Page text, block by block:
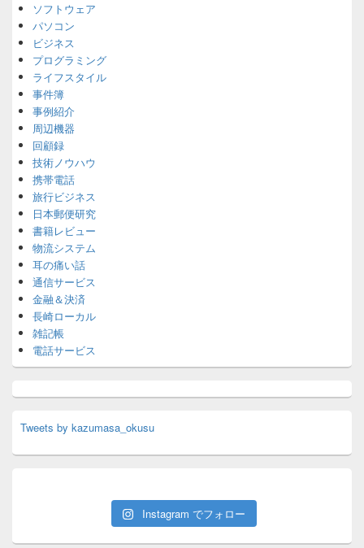
ソフトウェア
パソコン
ビジネス
プログラミング
ライフスタイル
事件簿
事例紹介
周辺機器
回顧録
技術ノウハウ
携帯電話
旅行ビジネス
日本郵便研究
書籍レビュー
物流システム
耳の痛い話
通信サービス
金融＆決済
長崎ローカル
雑記帳
電話サービス
Tweets by kazumasa_okusu
Instagram でフォロー